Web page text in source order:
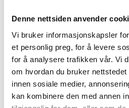
Denne nettsiden anvender
Vi bruker informasjonskapsler
et personlig preg, for å levere
for å analysere trafikken vår. Vi
om hvordan du bruker
innen sosiale medier,
kan kombinere den med annen